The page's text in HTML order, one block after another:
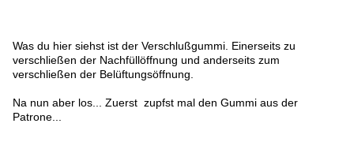
Was du hier siehst ist der Verschlußgummi. Einerseits zu
verschließen der Nachfüllöffnung und anderseits zum
verschließen der Belüftungsöffnung.
Na nun aber los... Zuerst zupfst mal den Gummi aus der
Patrone...